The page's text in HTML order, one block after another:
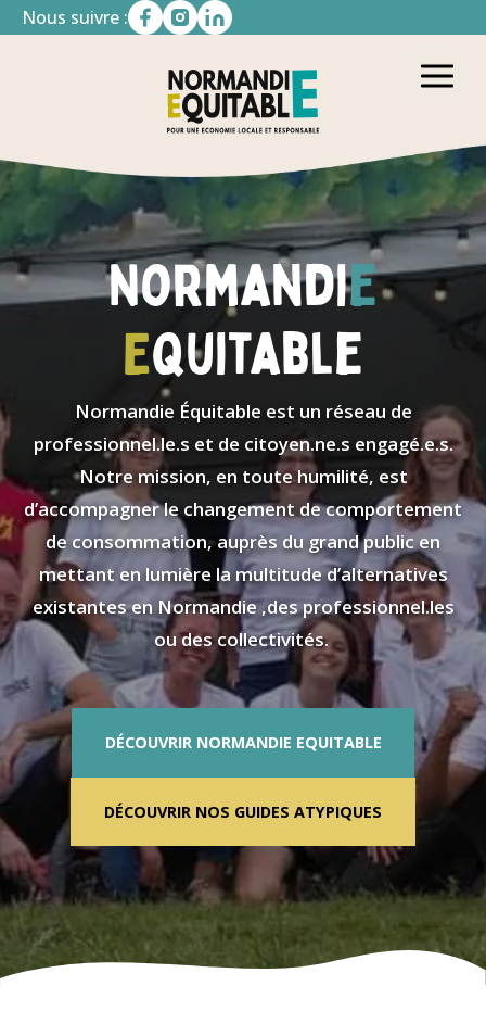
Nous suivre :
Normandie
Equitable
Normandie Équitable est un réseau de
professionnel.le.s et de citoyen.ne.s engagé.e.s.
Notre mission, en toute humilité, est
d’accompagner le changement de comportement
de consommation, auprès du grand public en
mettant en lumière la multitude d’alternatives
existantes en Normandie ,des professionnel.les
ou des collectivités.
DÉCOUVRIR NORMANDIE EQUITABLE
DÉCOUVRIR NOS GUIDES ATYPIQUES